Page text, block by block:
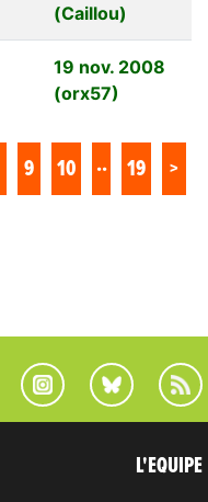
(Caillou)
19 nov. 2008
(orx57)
9 10 .. 19 >
L'EQUIPE